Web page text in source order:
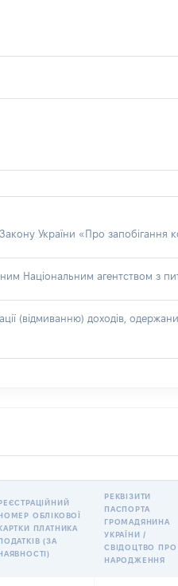
України «Про запобігання
Національним агентством з
(відмиванню) доходів,
ОБЛІКОВОЇ
ПЛАТНИКА
(ЗА
РЕКВІЗИТИ
ПАСПОРТА
ГРОМАДЯНИНА
УКРАЇНИ /
СВІДОЦТВО ПРО
НАРОДЖЕННЯ